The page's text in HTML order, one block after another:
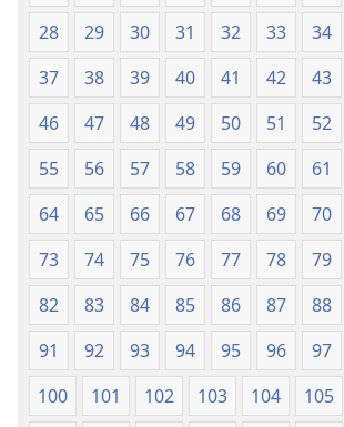
28
29 30 31 32 33 34
37
38 39 40 41 42 43
46
47 48 49 50 51 52
55
56 57 58 59 60 61
64
65 66 67 68 69 70
73
74 75 76 77 78 79
82
83 84 85 86 87 88
91
92 93 94 95 96 97
100
101 102 103 104 105